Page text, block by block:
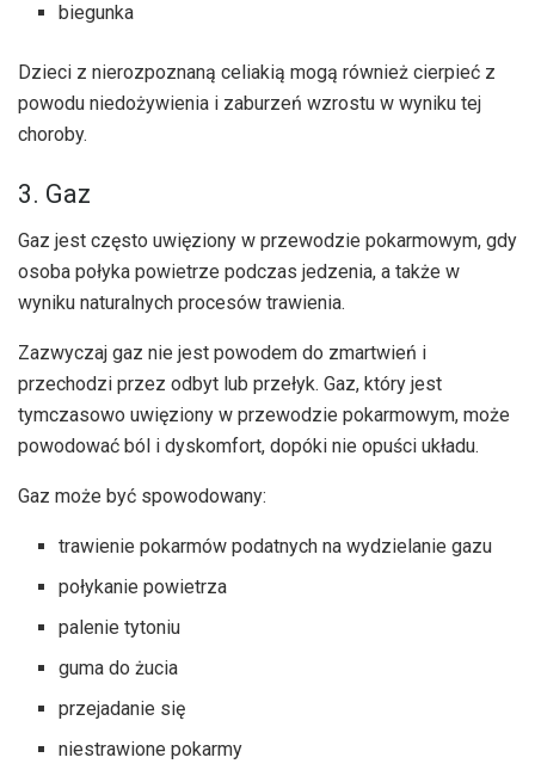
biegunka
Dzieci z nierozpoznaną celiakią mogą również cierpieć z
powodu niedożywienia i zaburzeń wzrostu w wyniku tej
choroby.
3. Gaz
Gaz jest często uwięziony w przewodzie pokarmowym, gdy
osoba połyka powietrze podczas jedzenia, a także w
wyniku naturalnych procesów trawienia.
Zazwyczaj gaz nie jest powodem do zmartwień i
przechodzi przez odbyt lub przełyk. Gaz, który jest
tymczasowo uwięziony w przewodzie pokarmowym, może
powodować ból i dyskomfort, dopóki nie opuści układu.
Gaz może być spowodowany:
trawienie pokarmów podatnych na wydzielanie gazu
połykanie powietrza
palenie tytoniu
guma do żucia
przejadanie się
niestrawione pokarmy